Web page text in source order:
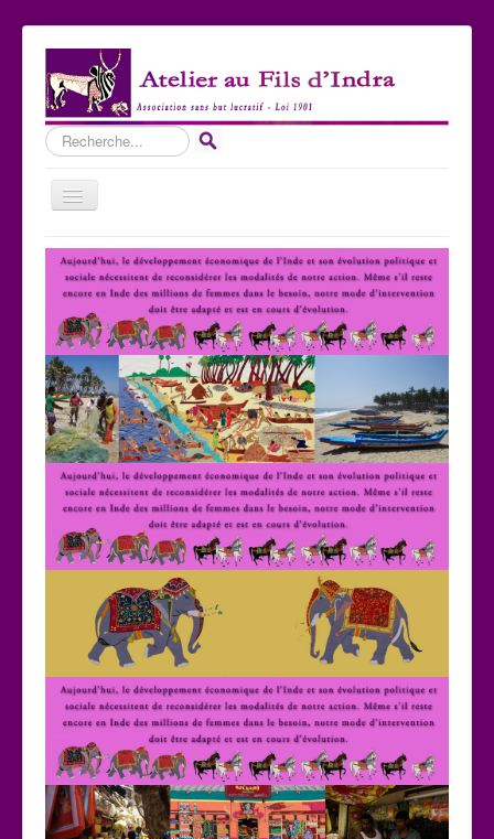
Rechercher
Basculer
la
Accueil
Qui sommes-nous ?
Les Expositions
Les toiles
Participer
Nous contacter
Sites amis